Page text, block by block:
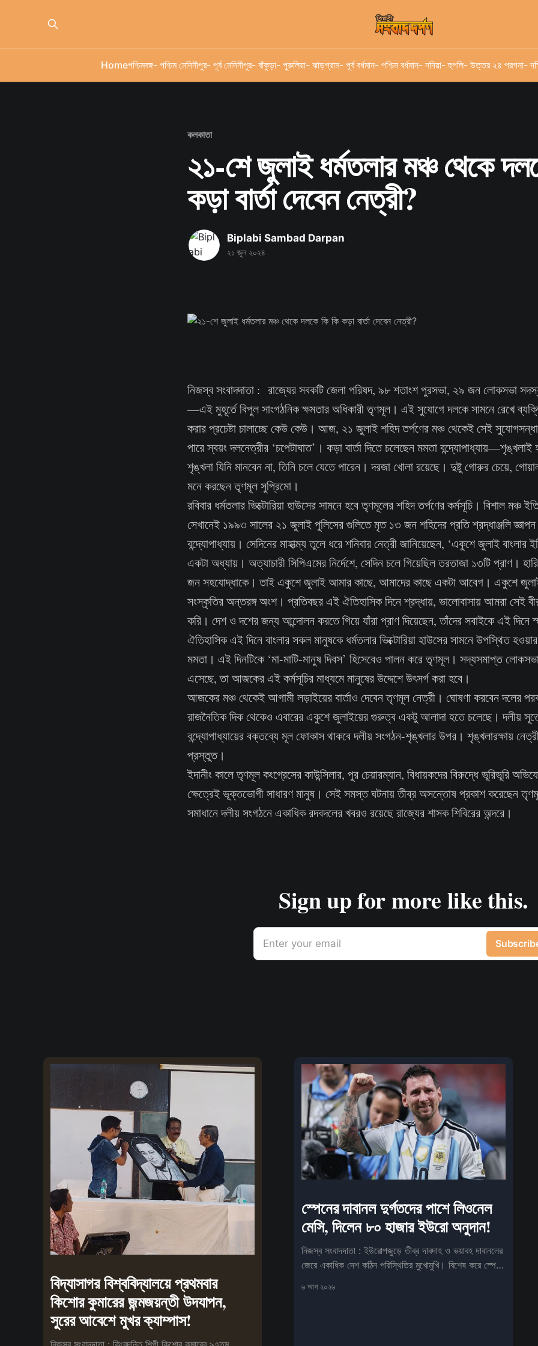
Homeপশ্চিমবঙ্গ- পশ্চিম মেদিনীপুর- পূর্ব মেদিনীপুর- বাঁকুড়া- পুরুলিয়া- ঝাড়গ্রাম- পূর্ব বর্ধমান- পশ্চিম বর্ধমান- নদিয়া- হুগলি- উত্তর ২৪ পরগনা-
কলকাতা
২১-শে জুলাই ধর্মতলার মঞ্চ থেকে
কড়া বার্তা দেবেন নেত্রী?
Biplabi Sambad Darpan
২১ জুল ২০২৪
নিজস্ব সংবাদদাতা : রাজ্যের সবকটি জেলা পরিষদ, ৯৮ শতাংশ পুরসভা, ২৯ জন লোকসভা
—এই মুহূর্তে বিপুল সাংগঠনিক ক্ষমতার অধিকারী তৃণমূল। এই সুযোগে দলকে সামনে রেখে
করার প্রচেষ্টা চালাচ্ছে কেউ কেউ। আজ, ২১ জুলাই শহিদ তর্পণের মঞ্চ থেকেই সেই
পারে স্বয়ং দলনেত্রীর ‘চপেটাঘাত’। কড়া বার্তা দিতে চলেছেন মমতা
শৃঙ্খলা যিনি মানবেন না, তিনি চলে যেতে পারেন। দরজা খোলা রয়েছে। দুষ্টু গোরুর চেয়ে,
মনে করছেন তৃণমূল সুপ্রিমো।
রবিবার ধর্মতলার ভিক্টোরিয়া হাউসের সামনে হবে তৃণমূলের শহিদ তর্পণের কর্মসূচি। বিশাল
সেখানেই ১৯৯৩ সালের ২১ জুলাই পুলিসের গুলিতে মৃত ১৩ জন শহিদের প্রতি শ্রদ্ধাঞ্জলি
বন্দ্যোপাধ্যায়। সেদিনের মাহাত্ম্য তুলে ধরে শনিবার নেত্রী জানিয়েছেন, ‘একুশে জুলাই বাংলার
একটা অধ্যায়। অত্যাচারী সিপিএমের নির্দেশে, সেদিন চলে গিয়েছিল তরতাজা ১৩টি প্রাণ।
জন সহযোদ্ধাকে। তাই একুশে জুলাই আমার কাছে, আমাদের কাছে একটা আবেগ। একুশে জুলাই
সংস্কৃতির অন্তরঙ্গ অংশ। প্রতিবছর এই ঐতিহাসিক দিনে শ্রদ্ধায়, ভালোবাসায় আমরা সেই
করি। দেশ ও দশের জন্য আন্দোলন করতে গিয়ে যাঁরা প্রাণ দিয়েছেন, তাঁদের সবাইকে এই দিনে
ঐতিহাসিক এই দিনে বাংলার সকল মানুষকে ধর্মতলার ভিক্টোরিয়া হাউসের সামনে উপস্থিত
মমতা। এই দিনটিকে ‘মা-মাটি-মানুষ দিবস’ হিসেবেও পালন করে তৃণমূল। সদ্যসমাপ্ত লোকসভা
এসেছে, তা আজকের এই কর্মসূচির মাধ্যমে মানুষের উদ্দেশে উৎসর্গ করা হবে।
আজকের মঞ্চ থেকেই আগামী লড়াইয়ের বার্তাও দেবেন তৃণমূল নেত্রী। ঘোষণা করবেন দলের
রাজনৈতিক দিক থেকেও এবারের একুশে জুলাইয়ের গুরুত্ব একটু আলাদা হতে চলেছে। দলীয়
বন্দ্যোপাধ্যায়ের বক্তব্যে মূল ফোকাস থাকবে দলীয় সংগঠন-শৃঙ্খলার উপর। শৃঙ্খলারক্ষায় নেত্রী
প্রস্তুত।
ইদানীং কালে তৃণমূল কংগ্রেসের কাউন্সিলার, পুর চেয়ারম্যান, বিধায়কদের বিরুদ্ধে ভূরিভূরি
ক্ষেত্রেই ভূক্তভোগী সাধারণ মানুষ। সেই সমস্ত ঘটনায় তীব্র অসন্তোষ প্রকাশ করেছেন
সমাধানে দলীয় সংগঠনে একাধিক রদবদলের খবরও রয়েছে রাজ্যের শাসক শিবিরের অন্দরে।
Sign up for more like this.
Enter your email
বিদ্যাসাগর বিশ্ববিদ্যালয়ে প্রথমবার
কিশোর কুমারের জন্মজয়ন্তী উদযাপন,
সুরের আবেশে মুখর ক্যাম্পাস!
স্পেনের দাবানল দুর্গতদের পাশে লিওনেল
মেসি, দিলেন ৮০ হাজার ইউরো অনুদান!
নিজস্ব সংবাদদাতা : ইউরোপজুড়ে তীব্র দাবদাহ ও ভয়াবহ দাবানলের
জেরে একাধিক দেশ কঠিন পরিস্থিতির মুখোমুখি। বিশেষ করে স্পেনে
৬ আগ ২০২৬